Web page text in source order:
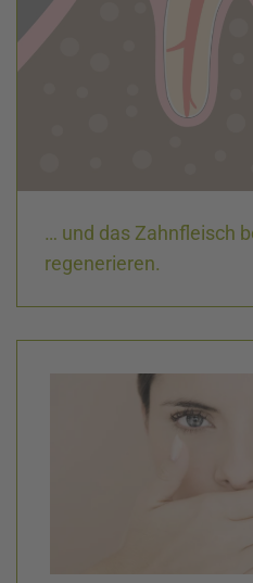
… und das Zahnfleisch
regenerieren.